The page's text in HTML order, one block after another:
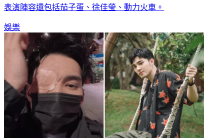
表演陣容還包括茄子蛋、徐佳瑩、動力火車。
娛樂